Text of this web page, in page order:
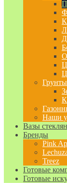
Наши
Вазы
Бренды
Pink
Treez
Готовые
Готовые